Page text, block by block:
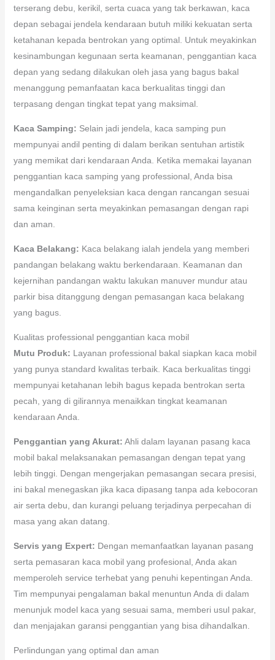
terserang debu, kerikil, serta cuaca yang tak berkawan, kaca
depan sebagai jendela kendaraan butuh miliki kekuatan serta
ketahanan kepada bentrokan yang optimal. Untuk meyakinkan
kesinambungan kegunaan serta keamanan, penggantian kaca
depan yang sedang dilakukan oleh jasa yang bagus bakal
menanggung pemanfaatan kaca berkualitas tinggi dan
terpasang dengan tingkat tepat yang maksimal.
Kaca Samping: Selain jadi jendela, kaca samping pun
mempunyai andil penting di dalam berikan sentuhan artistik
yang memikat dari kendaraan Anda. Ketika memakai layanan
penggantian kaca samping yang professional, Anda bisa
mengandalkan penyeleksian kaca dengan rancangan sesuai
sama keinginan serta meyakinkan pemasangan dengan rapi
dan aman.
Kaca Belakang: Kaca belakang ialah jendela yang memberi
pandangan belakang waktu berkendaraan. Keamanan dan
kejernihan pandangan waktu lakukan manuver mundur atau
parkir bisa ditanggung dengan pemasangan kaca belakang
yang bagus.
Kualitas professional penggantian kaca mobil
Mutu Produk: Layanan professional bakal siapkan kaca mobil
yang punya standard kwalitas terbaik. Kaca berkualitas tinggi
mempunyai ketahanan lebih bagus kepada bentrokan serta
pecah, yang di gilirannya menaikkan tingkat keamanan
kendaraan Anda.
Penggantian yang Akurat: Ahli dalam layanan pasang kaca
mobil bakal melaksanakan pemasangan dengan tepat yang
lebih tinggi. Dengan mengerjakan pemasangan secara presisi,
ini bakal menegaskan jika kaca dipasang tanpa ada kebocoran
air serta debu, dan kurangi peluang terjadinya perpecahan di
masa yang akan datang.
Servis yang Expert: Dengan memanfaatkan layanan pasang
serta pemasaran kaca mobil yang profesional, Anda akan
memperoleh service terhebat yang penuhi kepentingan Anda.
Tim mempunyai pengalaman bakal menuntun Anda di dalam
menunjuk model kaca yang sesuai sama, memberi usul pakar,
dan menjajakan garansi penggantian yang bisa dihandalkan.
Perlindungan yang optimal dan aman